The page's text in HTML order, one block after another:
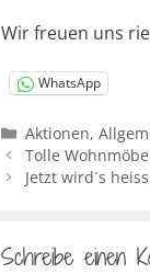
Wir freuen uns
WhatsApp
Kategorien
Aktionen,
Tolle
Jetzt wird´s
Schreibe einen